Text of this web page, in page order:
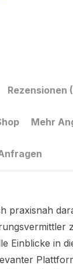
Rezensionen
Mehr
praxisnah
Einblicke in